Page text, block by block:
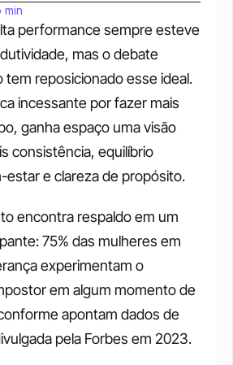
performance sempre esteve
mas o debate
reposicionado esse ideal.
incessante por fazer mais
ganha espaço uma visão
consistência, equilíbrio
estar e clareza de propósito.
encontra respaldo em um
75% das mulheres em
experimentam o
em algum momento de
apontam dados de
pela Forbes em 2023.
min